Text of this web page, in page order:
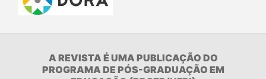
A REVISTA É UMA PUBLICAÇÃO DO
PROGRAMA DE PÓS-GRADUAÇÃO EM